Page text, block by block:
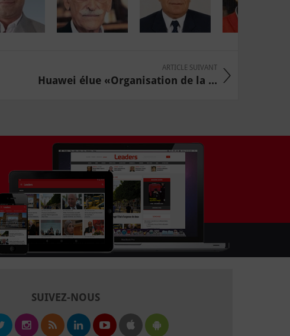
ARTICLE SUIVANT
Huawei élue «Organisation de la ...
SUIVEZ-NOUS